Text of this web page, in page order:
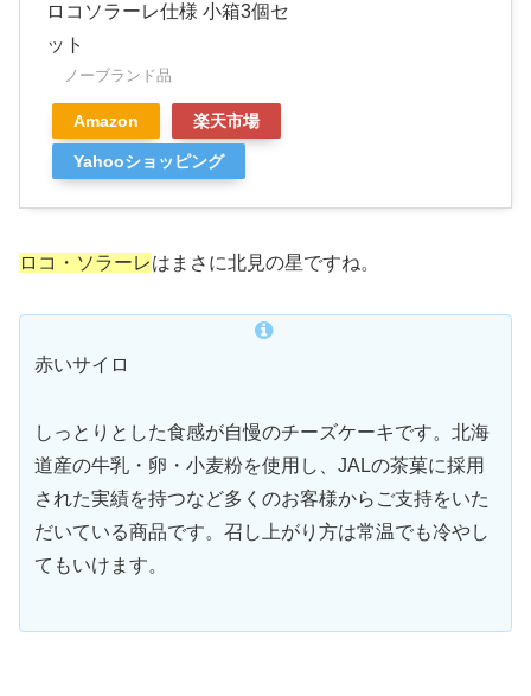
ロコソラーレ仕様 小箱3個セ
ット
ノーブランド品
Amazon 楽天市場
Yahooショッピング
ロコ・ソラーレはまさに北見の星ですね。
赤いサイロ
しっとりとした食感が自慢のチーズケーキです。北海
道産の牛乳・卵・小麦粉を使用し、JALの茶菓に採用
された実績を持つなど多くのお客様からご支持をいた
だいている商品です。召し上がり方は常温でも冷やし
てもいけます。